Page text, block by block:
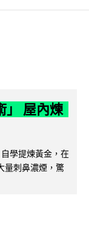
」 屋內煉
學提煉黃金，在
量刺鼻濃煙，驚